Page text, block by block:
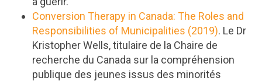
Conversion Therapy in Canada: The Roles and
Responsibilities of Municipalities (2019). Le Dr
Kristopher Wells, titulaire de la Chaire de
recherche du Canada sur la compréhension
publique des jeunes issus des minorités